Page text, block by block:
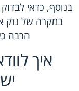
בנוסף, כדאי
במקרה של נזק
הרבה
איך